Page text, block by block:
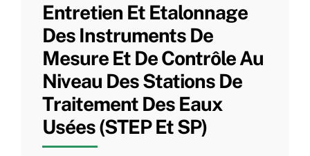
Entretien Et Etalonnage
Des Instruments De
Mesure Et De Contrôle Au
Niveau Des Stations De
Traitement Des Eaux
Usées (STEP Et SP)